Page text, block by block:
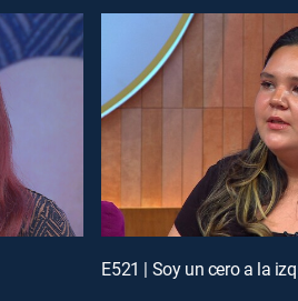
E521 | Soy un cero a la